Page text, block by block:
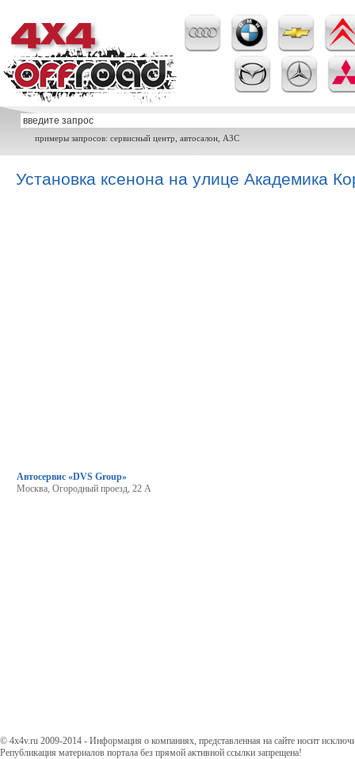
примеры запросов: сервисный центр, автосалон, АЗС
Установка ксенона на улице Академика
Автосервис «DVS Group»
Москва, Огородный проезд, 22 А
© 4x4v.ru 2009-2014 - Информация о компаниях, представленная на сайте носит
Републикация материалов портала без прямой активной ссылки запрещена!